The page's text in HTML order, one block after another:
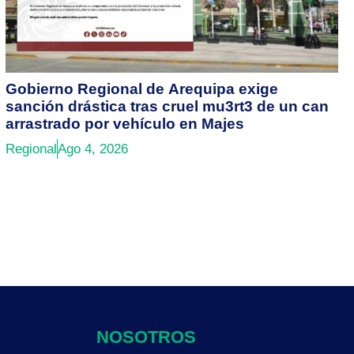
Gobierno Regional de Arequipa exige
sanción drástica tras cruel mu3rt3 de un can
arrastrado por vehículo en Majes
RegionalAgo 4, 2026
NOSOTROS